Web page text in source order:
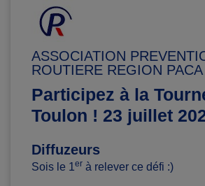
ASSOCIATION
ROUTIERE REGION
Participez à la
Toulon ! 23 juillet
Diffuzeurs
Sois le 1er à relever ce défi :)